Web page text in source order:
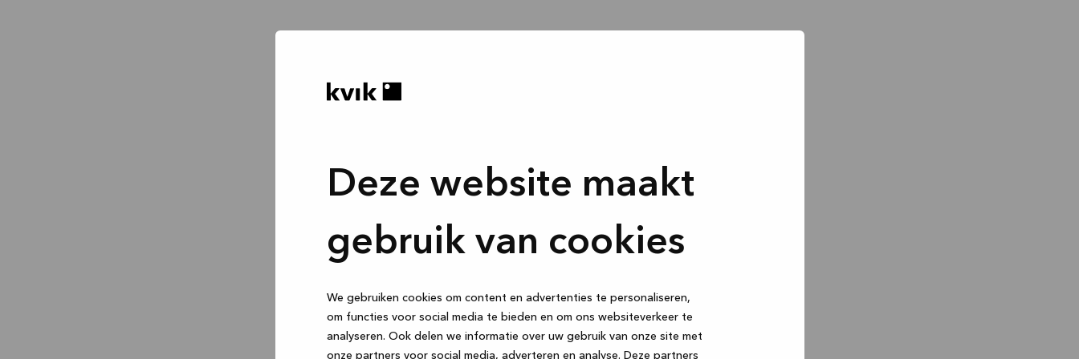
Deze website maakt
gebruik van cookies
We gebruiken cookies om content en advertenties te personaliseren,
om functies voor social media te bieden en om ons websiteverkeer te
analyseren. Ook delen we informatie over uw gebruik van onze site met
onze partners voor social media, adverteren en analyse. Deze partners